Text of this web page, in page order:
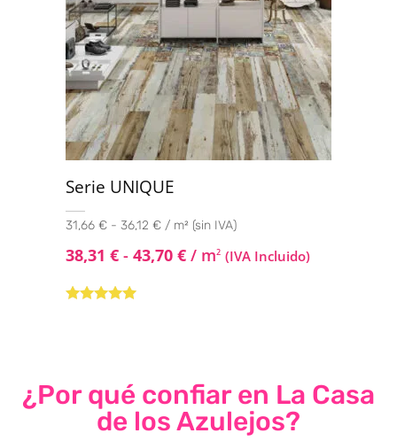
Serie UNIQUE
31,66 € - 36,12 € / m² (sin IVA)
38,31 € - 43,70 € / m2 (IVA Incluido)
¿Por qué confiar en La Casa
de los Azulejos?